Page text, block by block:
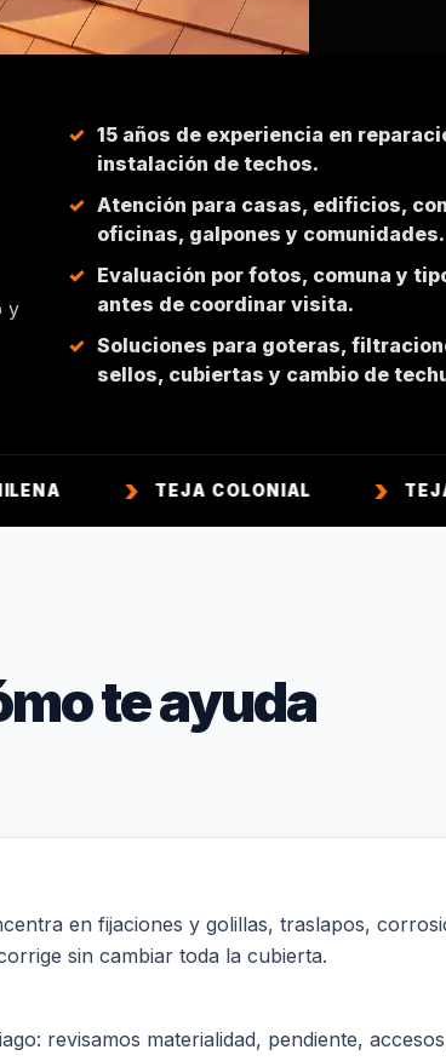
y
15 años de experiencia en
instalación de techos.
Atención para casas, edificios,
oficinas, galpones y comunidades.
Evaluación por fotos, comuna y
antes de coordinar visita.
Soluciones para goteras,
sellos, cubiertas y cambio de
TEJA COLONIAL TEJA
te ayuda
en fijaciones y golillas, traslapos,
sin cambiar toda la cubierta.
revisamos materialidad, pendiente,